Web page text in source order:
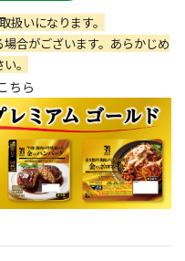
扱いになります。
合がございます。あらかじめ
。
ちら